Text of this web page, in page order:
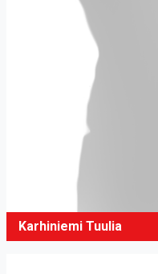
Karhiniemi Tuulia